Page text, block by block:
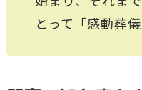
とって「感動葬